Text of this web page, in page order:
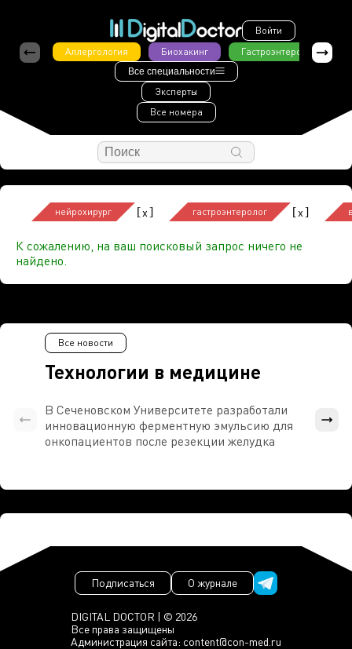
Войти
Аллергология
Биохакинг Гастроэнтерология
Все специальности
Эксперты
Все номера
нейрохирург [x] гастроэнтеролог [x]
К сожалению, на ваш поисковый запрос ничего не
найдено.
Технологии в медицине
Все новости
В Сеченовском Университете разработали
инновационную ферментную эмульсию для
онкопациентов после резекции желудка
DIGITAL DOCTOR | © 2026
Все права защищены
Администрация сайта: content@con-med.ru
Подписаться О журнале